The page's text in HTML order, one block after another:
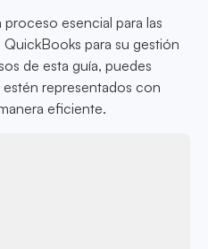
esencial para las
para su gestión
de esta guía, puedes
representados con
eficiente.